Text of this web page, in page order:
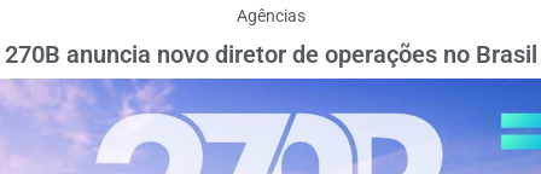
Agências
270B anuncia novo diretor de operações no Brasil